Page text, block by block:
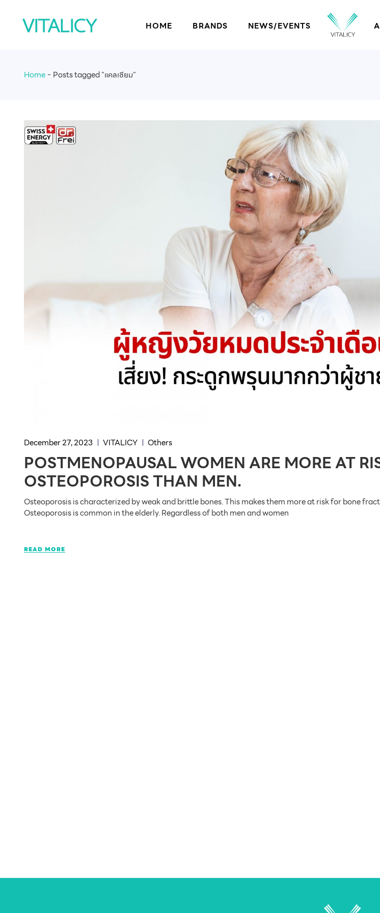
HOME BRANDS NEWS/EVENTS
Home Posts tagged "แคลเซียม"
December 27, 2023 VITALICY Others
POSTMENOPAUSAL WOMEN ARE MORE AT
OSTEOPOROSIS THAN MEN.
Osteoporosis is characterized by weak and brittle bones. This makes them more at risk for bone
Osteoporosis is common in the elderly. Regardless of both men and women
READ MORE